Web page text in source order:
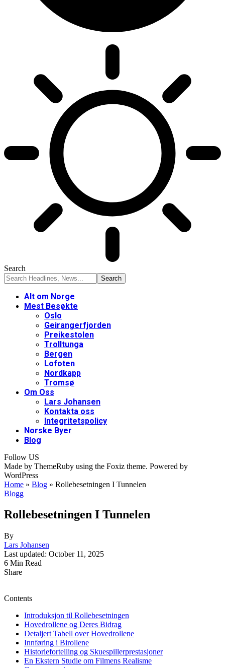
Search
Alt om Norge
Mest Besøkte
Oslo
Geirangerfjorden
Preikestolen
Trolltunga
Bergen
Lofoten
Nordkapp
Tromsø
Om Oss
Lars Johansen
Kontakta oss
Integritetspolicy
Norske Byer
Blog
Follow US
Made by ThemeRuby using the Foxiz theme. Powered by
WordPress
Home » Blog » Rollebesetningen I Tunnelen
Blogg
Rollebesetningen I Tunnelen
By
Lars Johansen
Last updated: October 11, 2025
6 Min Read
Share
Contents
Introduksjon til Rollebesetningen
Hovedrollene og Deres Bidrag
Detaljert Tabell over Hovedrollene
Innføring i Birollene
Historiefortelling og Skuespillerprestasjoner
En Ekstern Studie om Filmens Realisme